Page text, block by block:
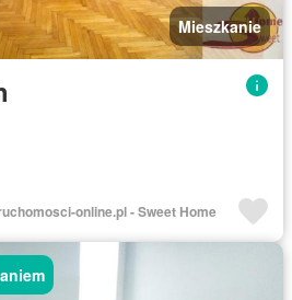
Mieszkanie
online.pl - Sweet Home